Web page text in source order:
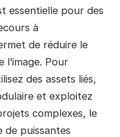
essentielle pour des
à
de réduire le
Pour
des assets liés,
et exploitez
complexes, le
puissantes